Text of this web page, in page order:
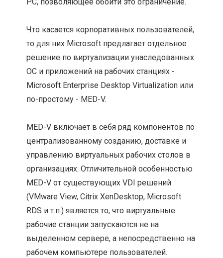
Что касается корпоративных пользователей,
то для них Microsoft предлагает отдельное
решение по виртуализации унаследованных
ОС и приложений на рабочих станциях -
Microsoft Enterprise Desktop Virtualization или
по-простому - MED-V.
MED-V включает в себя ряд компонентов по
централизованному созданию, доставке и
управлению виртуальных рабочих столов в
организациях. Отличительной особенностью
MED-V от существующих VDI решений
(VMware View, Citrix XenDesktop, Microsoft
RDS и т.п.) является то, что виртуальные
рабочие станции запускаются не на
выделенном сервере, а непосредственно на
рабочем компьютере пользователей.